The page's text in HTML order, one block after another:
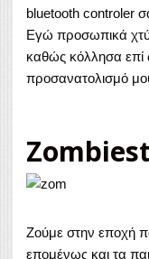
bluetooth controler
Εγώ προσωπικά
καθώς κόλλησα
προσανατολισμό
Ζούμε στην εποχή
επομένως και τα